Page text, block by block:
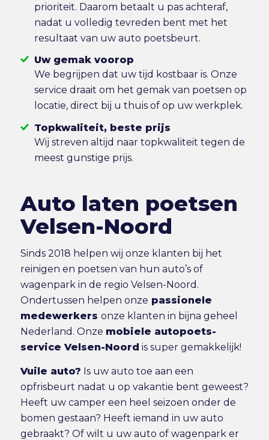
prioriteit. Daarom betaalt u pas achteraf,
nadat u volledig tevreden bent met het
resultaat van uw auto poetsbeurt.
Uw gemak voorop
We begrijpen dat uw tijd kostbaar is. Onze
service draait om het gemak van poetsen op
locatie, direct bij u thuis of op uw werkplek.
Topkwaliteit, beste prijs
Wij streven altijd naar topkwaliteit tegen de
meest gunstige prijs.
Auto laten poetsen
Velsen-Noord
Sinds 2018 helpen wij onze klanten bij het
reinigen en poetsen van hun auto’s of
wagenpark in de regio Velsen-Noord.
Ondertussen helpen onze passionele
medewerkers onze klanten in bijna geheel
Nederland. Onze mobiele autopoets-
service Velsen-Noord is super gemakkelijk!
Vuile auto? Is uw auto toe aan een
opfrisbeurt nadat u op vakantie bent geweest?
Heeft uw camper een heel seizoen onder de
bomen gestaan? Heeft iemand in uw auto
gebraakt? Of wilt u uw auto of wagenpark er